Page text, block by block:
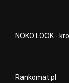
NOKO LOOK -
Rankomat.pl